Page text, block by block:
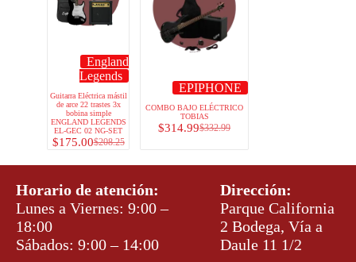
England
Legends
Guitarra Eléctrica mástil
de arce 22 trastes 3x
bobina simple
ENGLAND LEGENDS
EL-GEC 02 NG-SET
$208.25
$175.00
EPIPHONE
COMBO BAJO ELÉCTRICO
TOBIAS
$332.99
$314.99
Horario de atención:
Lunes a Viernes: 9:00 –
18:00
Sábados: 9:00 – 14:00
Dirección:
Parque California
2 Bodega, Vía a
Daule 11 1/2